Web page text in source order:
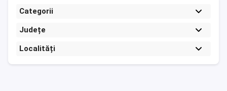
Categorii
Județe
Localități